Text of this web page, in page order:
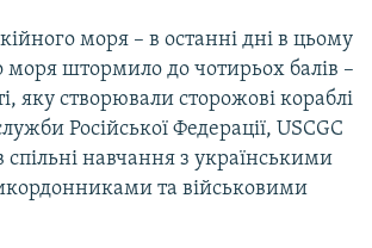
моря – в останні дні в цьому
моря штормило до чотирьох балів –
яку створювали сторожові кораблі
Російської Федерації, USCGC
спільні навчання з українськими
та військовими